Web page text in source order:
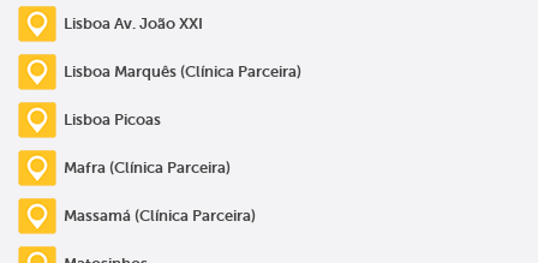
Lisboa Av. João XXI
Lisboa Marquês (Clínica Parceira)
Lisboa Picoas
Mafra (Clínica Parceira)
Massamá (Clínica Parceira)